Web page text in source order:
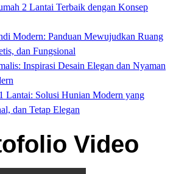
2 Lantai Terbaik dengan Konsep
Modern: Panduan Mewujudkan Ruang
dan Fungsional
Inspirasi Desain Elegan dan Nyaman
Lantai: Solusi Hunian Modern yang
dan Tetap Elegan
Video